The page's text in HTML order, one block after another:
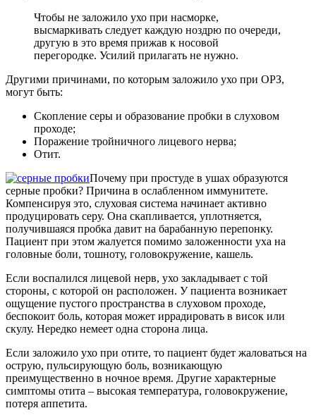
Чтобы не заложило ухо при насморке,
высмаркивать следует каждую ноздрю по очереди,
другую в это время прижав к носовой
перегородке. Усилий прилагать не нужно.
Другими причинами, по которым заложило ухо при ОРЗ,
могут быть:
Скопление серы и образование пробки в слуховом
проходе;
Поражение тройничного лицевого нерва;
Отит.
Почему при простуде в ушах образуются
серные пробки? Причина в ослабленном иммунитете.
Компенсируя это, слуховая система начинает активно
продуцировать серу. Она скапливается, уплотняется,
получившаяся пробка давит на барабанную перепонку.
Пациент при этом жалуется помимо заложенности уха на
головные боли, тошноту, головокружение, кашель.
Если воспалился лицевой нерв, ухо закладывает с той
стороны, с которой он расположен. У пациента возникает
ощущение пустого пространства в слуховом проходе,
беспокоит боль, которая может иррадировать в висок или
скулу. Нередко немеет одна сторона лица.
Если заложило ухо при отите, то пациент будет жаловаться на
острую, пульсирующую боль, возникающую
преимущественно в ночное время. Другие характерные
симптомы отита – высокая температура, головокружение,
потеря аппетита.